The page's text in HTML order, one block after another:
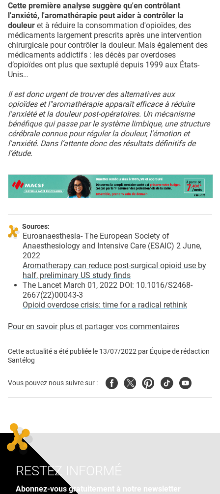
Cette première analyse suggère qu'en contrôlant
l'anxiété, l'aromathérapie peut aider à contrôler la
douleur et à réduire la consommation d'opioïdes, des
médicaments largement prescrits après une intervention
chirurgicale pour contrôler la douleur. Mais également des
médicaments addictifs : les décès par overdoses
d’opioïdes ont plus que sextuplé depuis 1999 aux États-
Unis…
Il est donc urgent de trouver des alternatives aux
opioïdes et l’'aromathérapie apparaît efficace à réduire
l'anxiété et la douleur post-opératoires. Un mécanisme
bénéfique qui passe par le système limbique, une structure
cérébrale connue pour réguler la douleur, l'émotion et
l'anxiété. Dans l’attente donc des résultats définitifs de
l’étude.
Sources:
Euroanaesthesia- The European Society of
Anaesthesiology and Intensive Care (ESAIC) 2 June,
2022
Aromatherapy can reduce post-surgical opioid use by
half, preliminary US study finds
The Lancet March 01, 2022 DOI: 10.1016/S2468-
2667(22)00043-3
Opioid overdose crisis: time for a radical rethink
Pour en savoir plus et partager vos commentaires
Cette actualité a été publiée le 13/07/2022 par Équipe de rédaction
Santélog
Vous pouvez nous suivre sur : FacebookTwitterPinterest
TiktokYoutube
RESTEZ INFORMÉ
Abonnez-vous gratuitement à notre newsletter